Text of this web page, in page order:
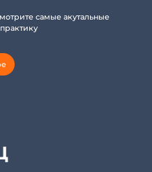
самые акутальные